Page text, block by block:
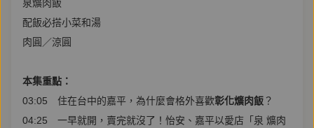
泉爌肉飯
配飯必搭小菜和湯
肉圓／涼圓
本集重點：
03:05 住在台中的嘉平，為什麼會格外喜歡彰化爌肉飯 ？
04:25 一早就開，賣完就沒了！怡安、嘉平以愛店「泉 爌肉